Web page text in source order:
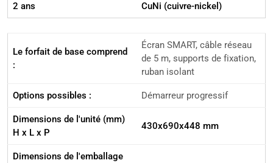
2 ans
CuNi (cuivre-nickel)
Le forfait de base comprend
:
Écran SMART, câble réseau
de 5 m, supports de fixation,
ruban isolant
Options possibles : Démarreur progressif
Dimensions de l'unité (mm)
H x L x P
430x690x448 mm
Dimensions de l'emballage